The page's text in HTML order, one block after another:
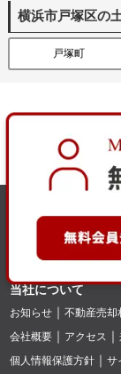
横浜市戸塚区の
戸塚町
当社について
お知らせ 不動産売却
会社概要
アクセス
個人情報保護方針
サ